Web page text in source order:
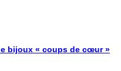
bijoux « coups de cœur »